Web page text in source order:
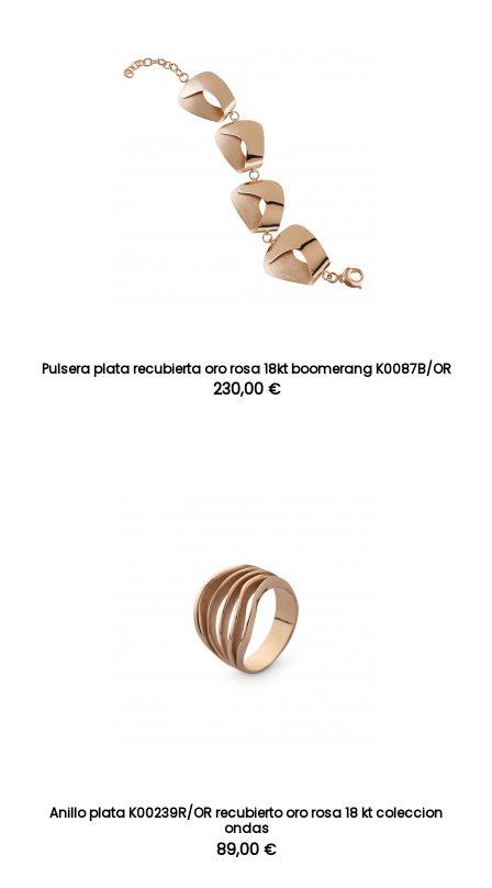
Pulsera plata recubierta oro rosa 18kt boomerang K0087B/OR
230,00 €
Anillo plata K00239R/OR recubierto oro rosa 18 kt coleccion
ondas
89,00 €